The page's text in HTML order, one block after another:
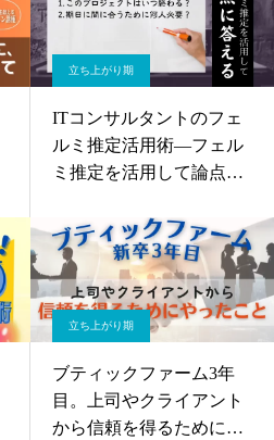
立ち上がり期
ITコンサルタントのフェ
ルミ推定活用術—フェル
ミ推定を活用して論点に
立ち上がり期
ブティックファーム3年
目。上司やクライアント
から信頼を得るためにや